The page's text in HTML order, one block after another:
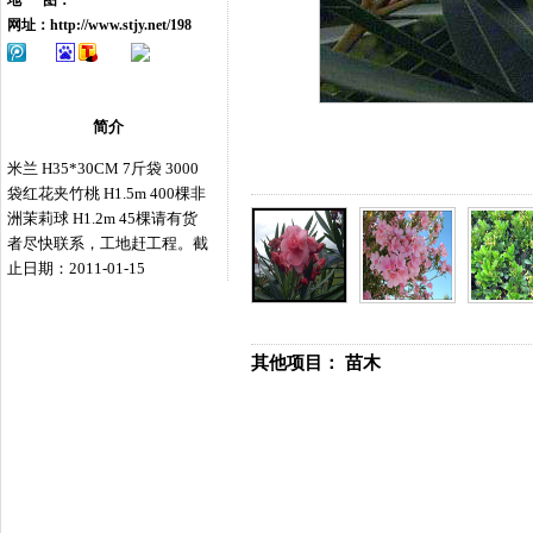
网址： http://www.stjy.net/198
简介
米兰 H35*30CM 7斤袋 3000
袋红花夹竹桃 H1.5m 400棵非
洲茉莉球 H1.2m 45棵请有货
者尽快联系，工地赶工程。截
止日期：2011-01-15
其他项目： 苗木